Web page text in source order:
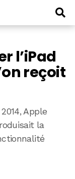
l’iPad
reçoit
Apple
la